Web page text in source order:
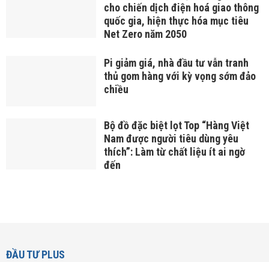
cho chiến dịch điện hoá giao thông
quốc gia, hiện thực hóa mục tiêu
Net Zero năm 2050
Pi giảm giá, nhà đầu tư vẫn tranh
thủ gom hàng với kỳ vọng sớm đảo
chiều
Bộ đồ đặc biệt lọt Top “Hàng Việt
Nam được người tiêu dùng yêu
thích”: Làm từ chất liệu ít ai ngờ
đến
ĐẦU TƯ PLUS